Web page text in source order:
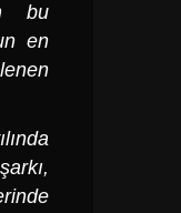
bu
en